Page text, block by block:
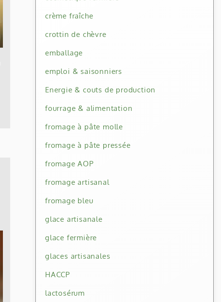
crème fraîche
crottin de chèvre
emballage
emploi & saisonniers
Energie & couts de production
fourrage & alimentation
fromage à pâte molle
fromage à pâte pressée
fromage AOP
fromage artisanal
fromage bleu
glace artisanale
glace fermière
glaces artisanales
HACCP
lactosérum